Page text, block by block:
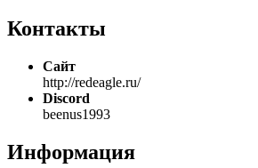
Контакты
Сайт
http://redeagle.ru/
Discord
beenus1993
Информация